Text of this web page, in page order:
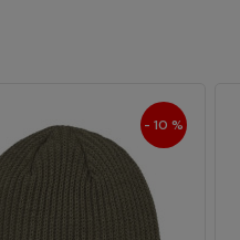
- 10 %